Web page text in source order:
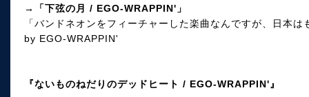
→「下弦の月 / EGO-WRAPPIN'」
「バンドネオンをフィーチャーした楽曲なんですが、日本
by EGO-WRAPPIN'
『ないものねだりのデッドヒート / EGO-WRAPPIN'』